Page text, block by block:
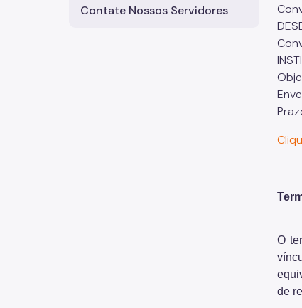
Contate Nossos Servidores
O
de